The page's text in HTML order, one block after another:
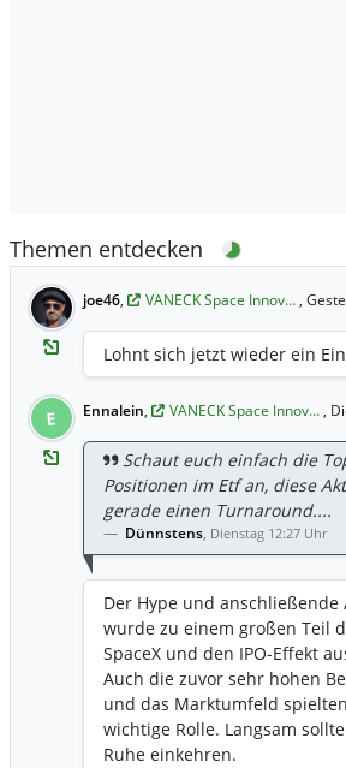
Themen entdecken
joe46, VANECK Space Innov… ,
Lohnt sich jetzt wieder ein
E Ennalein, VANECK Space Innov… ,
Schaut euch einfach die
Positionen im Etf an, diese
gerade einen Turnaround....
Dünnstens, Dienstag 12:27 Uhr
Der Hype und anschließende
wurde zu einem großen Teil
SpaceX und den IPO-Effekt
Auch die zuvor sehr hohen
und das Marktumfeld
wichtige Rolle. Langsam
Ruhe einkehren.